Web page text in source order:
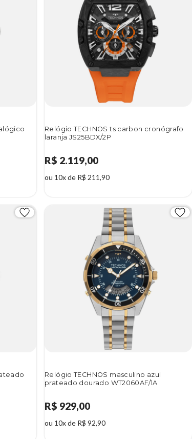
Relógio TECHNOS ts carbon cronógrafo
laranja JS25BDX/2P
R$ 2.119,00
ou 10x de R$ 211,90
Relógio TECHNOS masculino azul
prateado dourado WT2060AF/1A
R$ 929,00
ou 10x de R$ 92,90